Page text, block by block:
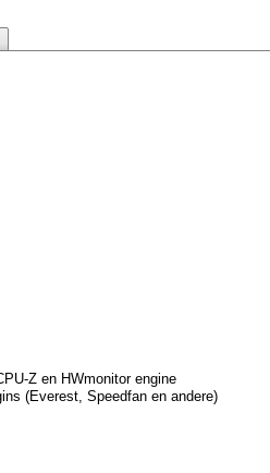
Z en HWmonitor engine
(Everest, Speedfan en andere)